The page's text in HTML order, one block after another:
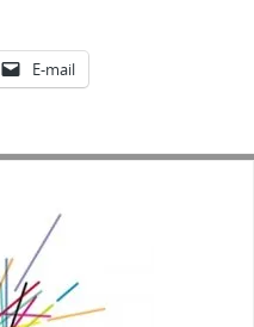
E-mail